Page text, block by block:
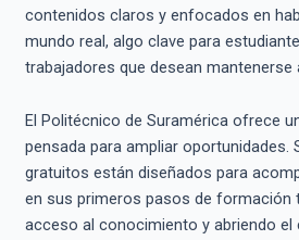
contenidos claros y enfocados en
mundo real, algo clave para
trabajadores que desean mantenerse
El Politécnico de Suramérica ofrece
pensada para ampliar oportunidades.
gratuitos están diseñados para
en sus primeros pasos de formación
acceso al conocimiento y abriendo el